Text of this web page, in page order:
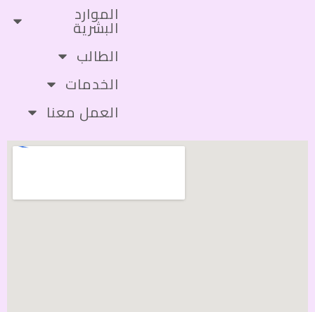
الموارد
البشرية
الطالب
الخدمات
العمل معنا